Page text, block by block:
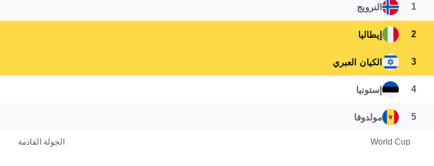
1 النرويج
2 إيطاليا
3 الكيان العبري
4 إستونيا
5 مولدوفا
World Cup الجولة القادمة